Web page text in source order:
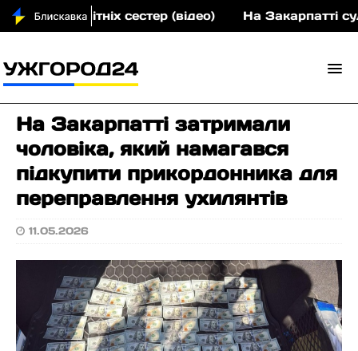
малолітніх сестер (відео) На Закарпатті
На Закарпатті затримали
чоловіка, який намагався
підкупити прикордонника для
переправлення ухилянтів
11.05.2026